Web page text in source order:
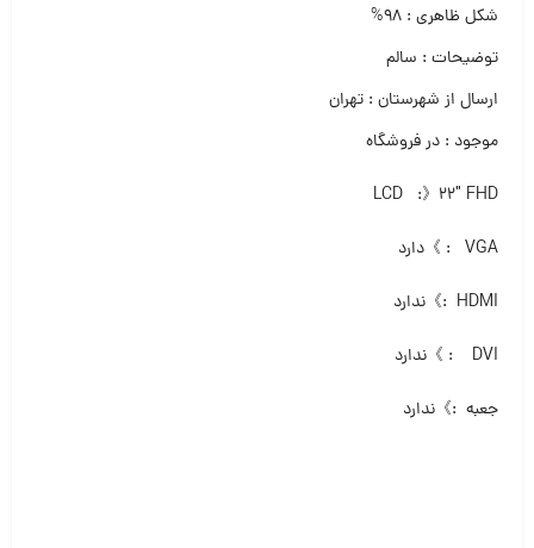
شکل ظاهری : ۹۸%
توضیحات : سالم
ارسال از شهرستان : تهران
موجود : در فروشگاه
LCD :》۲۲″ FHD
VGA : 》دارد
HDMI :》ندارد
DVI : 》ندارد
جعبه :》ندارد